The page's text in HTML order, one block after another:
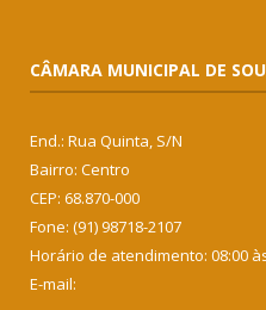
CÂMARA MUNICIPAL DE
End.: Rua Quinta, S/N
Bairro: Centro
CEP: 68.870-000
Fone: (91) 98718-2107
Horário de atendimento: 08:00
E-mail: